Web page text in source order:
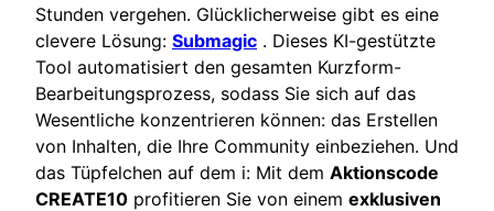
Stunden vergehen. Glücklicherweise gibt es eine
clevere Lösung: Submagic . Dieses KI-gestützte
Tool automatisiert den gesamten Kurzform-
Bearbeitungsprozess, sodass Sie sich auf das
Wesentliche konzentrieren können: das Erstellen
von Inhalten, die Ihre Community einbeziehen. Und
das Tüpfelchen auf dem i: Mit dem Aktionscode
CREATE10 profitieren Sie von einem exklusiven